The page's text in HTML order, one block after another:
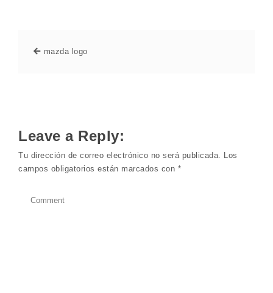
mazda logo
Leave a Reply:
Tu dirección de correo electrónico no será publicada. Los
campos obligatorios están marcados con *